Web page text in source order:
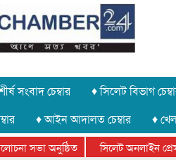
সংবাদ চেম্বার ♦ সিলেট বিভাগ
♦ আইন আদালত চেম্বার ♦
সভা অনুষ্ঠিত সিলেট অনলাইন